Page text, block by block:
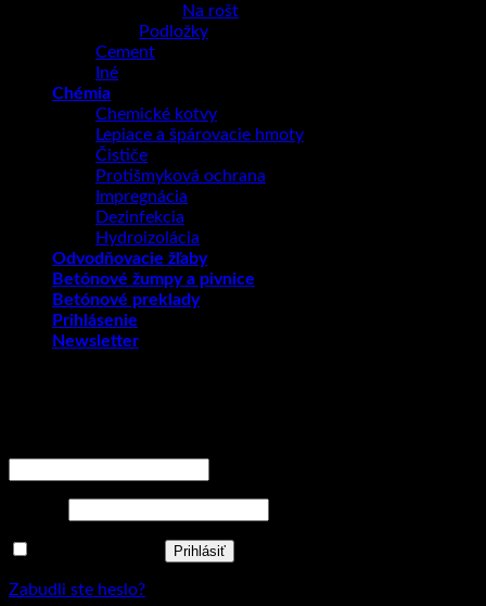
Na rošt
Podložky
Cement
Iné
Chémia
Chemické kotvy
Lepiace a špárovacie hmoty
Čističe
Protišmyková ochrana
Impregnácia
Dezinfekcia
Hydroizolácia
Odvodňovacie žľaby
Betónové žumpy a pivnice
Betónové preklady
Prihlásenie
Newsletter
Prihlásiť
Zabudli ste heslo?